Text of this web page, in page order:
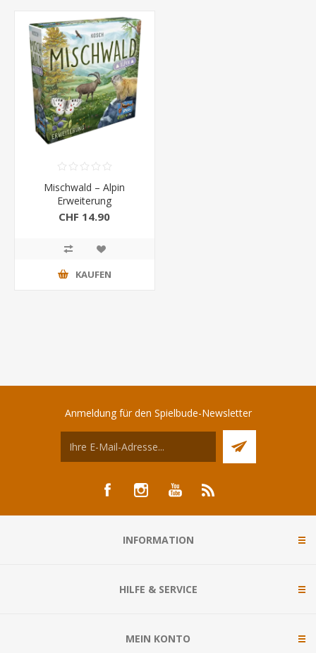
Mischwald – Alpin
Erweiterung
CHF 14.90
KAUFEN
Anmeldung für den Spielbude-Newsletter
INFORMATION
HILFE & SERVICE
MEIN KONTO